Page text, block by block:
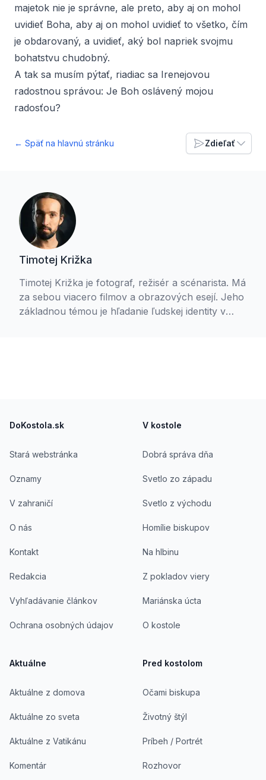
majetok nie je správne, ale preto, aby aj on mohol
uvidieť Boha, aby aj on mohol uvidieť to všetko, čím
je obdarovaný, a uvidieť, aký bol napriek svojmu
bohatstvu chudobný.
A tak sa musím pýtať, riadiac sa Irenejovou
radostnou správou: Je Boh oslávený mojou
radosťou?
← Späť na hlavnú stránku Zdieľať
Timotej Križka
Timotej Križka je fotograf, režisér a scénarista. Má
za sebou viacero filmov a obrazových esejí. Jeho
základnou témou je hľadanie ľudskej identity v
DoKostola.sk
Stará webstránka
Oznamy
V zahraničí
O nás
Kontakt
Redakcia
Vyhľadávanie článkov
Ochrana osobných údajov
Aktuálne
Aktuálne z domova
Aktuálne zo sveta
Aktuálne z Vatikánu
Komentár
V kostole
Dobrá správa dňa
Svetlo zo západu
Svetlo z východu
Homílie biskupov
Na hlbinu
Z pokladov viery
Mariánska úcta
O kostole
Pred kostolom
Očami biskupa
Životný štýl
Príbeh / Portrét
Rozhovor